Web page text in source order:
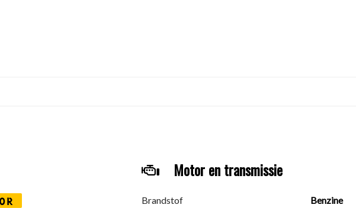
specialiseert in de in- en verkoop van betrouwbare occasions tegen een scherpe prijs.
Motor en transmissie
Brandstof
Benzine